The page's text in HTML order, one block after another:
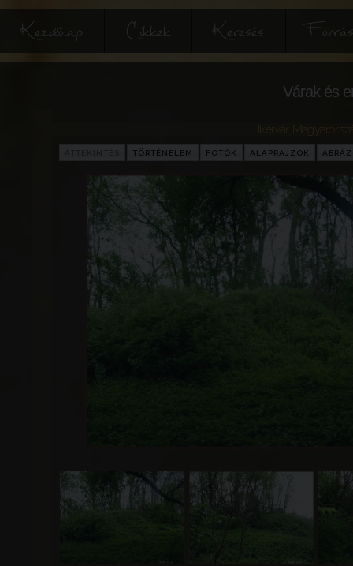
Kezdőlap Cikkek Keresés
Várak és
TÖRTÉNELEM FOTÓK ALAPRAJZOK